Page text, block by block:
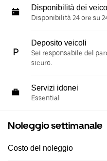
Disponibilità dei
Disponibilità 24 ore su
Deposito veicoli
Sei responsabile del
sicuro.
Servizi idonei
Essential
Noleggio settimanale
Costo del noleggio